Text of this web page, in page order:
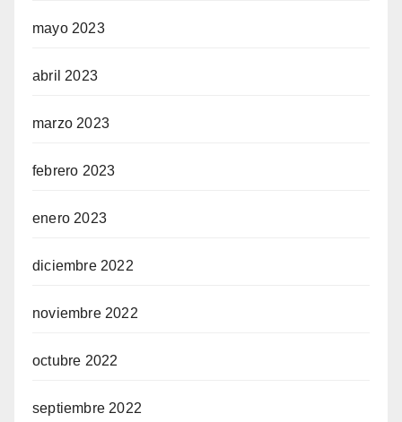
mayo 2023
abril 2023
marzo 2023
febrero 2023
enero 2023
diciembre 2022
noviembre 2022
octubre 2022
septiembre 2022